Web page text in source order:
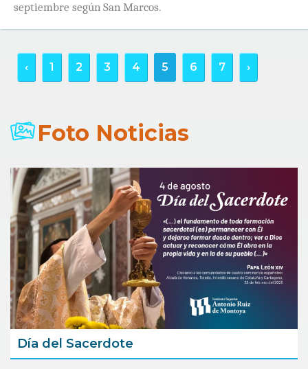
septiembre según San Marcos.
‹ 1 2 3 4 5 6 7 ›
Foto Noticias
Día del Sacerdote